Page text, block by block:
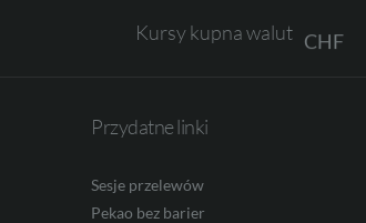
Kursy kupna walut CHF
Przydatne linki
Sesje przelewów
Pekao bez barier